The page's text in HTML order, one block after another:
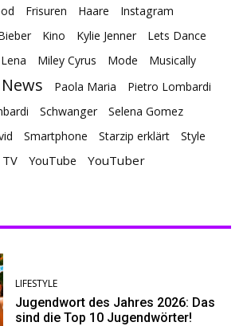
Frisuren Haare
Instagram
Kino Kylie Jenner
Lets Dance
Miley Cyrus Mode
Musically
News Paola Maria
Pietro Lombardi
Schwanger
Selena Gomez
Smartphone Starzip erklärt
Style
TV YouTube YouTuber
LIFESTYLE
Jugendwort des Jahres 2026: Das
sind die Top 10 Jugendwörter!